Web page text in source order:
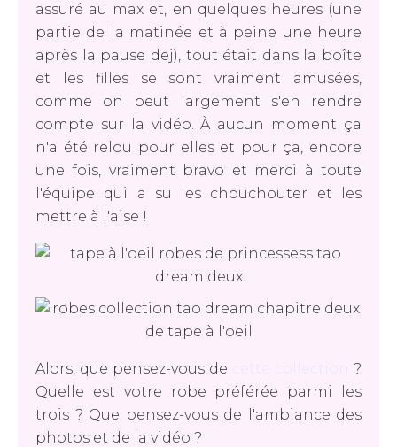
assuré au max et, en quelques heures (une
partie de la matinée et à peine une heure
après la pause dej), tout était dans la boîte
et les filles se sont vraiment amusées,
comme on peut largement s'en rendre
compte sur la vidéo. À aucun moment ça
n'a été relou pour elles et pour ça, encore
une fois, vraiment bravo et merci à toute
l'équipe qui a su les chouchouter et les
mettre à l'aise !
Alors, que pensez-vous de
?
Quelle est votre robe préférée parmi les
trois ? Que pensez-vous de l'ambiance des
photos et de la vidéo ?